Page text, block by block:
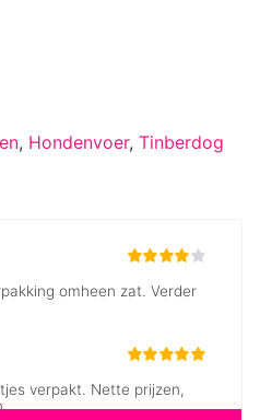
, Hondenvoer, Tinberdog